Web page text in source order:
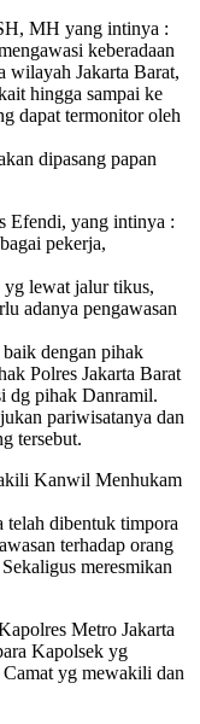
MH yang intinya :
keberadaan
wilayah Jakarta Barat,
hingga sampai ke
dapat termonitor oleh
dipasang papan
Efendi, yang intinya :
pekerja,
lewat jalur tikus,
adanya pengawasan
dengan pihak
Polres Jakarta Barat
dg pihak Danramil.
pariwisatanya dan
tersebut.
Kanwil Menhukam
telah dibentuk timpora
terhadap orang
meresmikan
Metro Jakarta
Kapolsek yg
yg mewakili dan